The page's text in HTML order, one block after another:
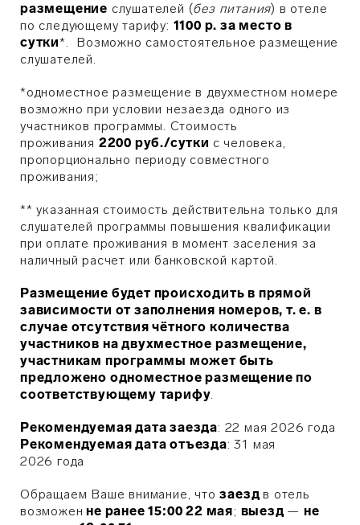
размещение слушателей (без питания) в отеле
по следующему тарифу: 1100 р. за место в
сутки*. Возможно самостоятельное размещение
слушателей.
*одноместное размещение в двухместном номере
возможно при условии незаезда одного из
участников программы. Стоимость
проживания 2200 руб./сутки с человека,
пропорционально периоду совместного
проживания;
** указанная стоимость действительна только для
слушателей программы повышения квалификации
при оплате проживания в момент заселения за
наличный расчет или банковской картой.
Размещение будет происходить в прямой
зависимости от заполнения номеров, т. е. в
случае отсутствия чётного количества
участников на двухместное размещение,
участникам программы может быть
предложено одноместное размещение по
соответствующему тарифу.
Рекомендуемая дата заезда: 22 мая 2026 года
Рекомендуемая дата отъезда: 31 мая
2026 года
Обращаем Ваше внимание, чтозаездв отель
возможен не ранее 15:00 22 мая; выезд —не